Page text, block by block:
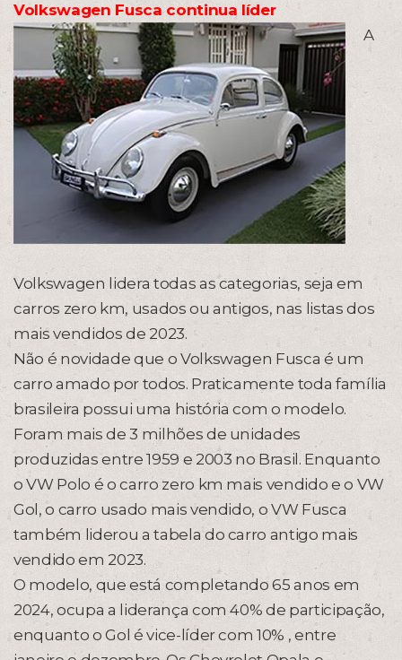
Volkswagen Fusca continua líder
A
Volkswagen lidera todas as categorias, seja em
carros zero km, usados ou antigos, nas listas dos
mais vendidos de 2023.
Não é novidade que o Volkswagen Fusca é um
carro amado por todos. Praticamente toda família
brasileira possui uma história com o modelo.
Foram mais de 3 milhões de unidades
produzidas entre 1959 e 2003 no Brasil. Enquanto
o VW Polo é o carro zero km mais vendido e o VW
Gol, o carro usado mais vendido, o VW Fusca
também liderou a tabela do carro antigo mais
vendido em 2023.
O modelo, que está completando 65 anos em
2024, ocupa a liderança com 40% de participação,
enquanto o Gol é vice-líder com 10% , entre